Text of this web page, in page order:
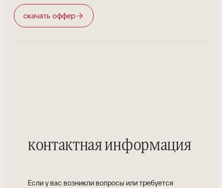
скачать оффер
контактная информация
Если у вас возникли вопросы или требуется